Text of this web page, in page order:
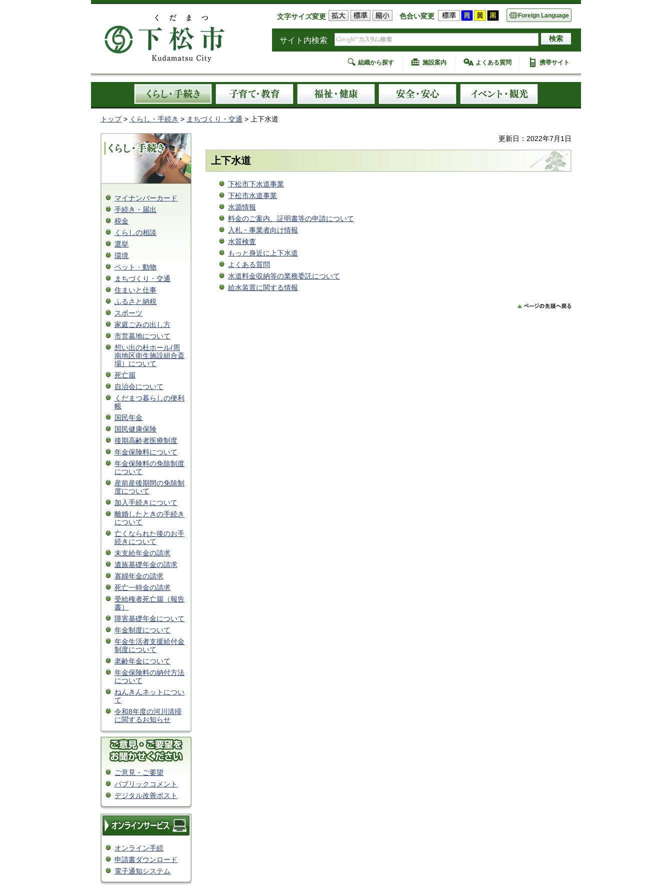
文字サイズ変更 色合い変更 Foreign Language
サイト内検索
組織から探す 施設案内 よくある質問 携帯サイト
トップ> くらし・手続き > まちづくり・交通 > 上下水道
マイナンバーカード
手続き・届出
税金
くらしの相談
選挙
環境
ペット・動物
まちづくり・交通
住まいと仕事
ふるさと納税
スポーツ
家庭ごみの出し方
市営墓地について
想い出の杜ホール(周
南地区衛生施設組合斎
場）について
死亡届
自治会について
くだまつ暮らしの便利
帳
国民年金
国民健康保険
後期高齢者医療制度
年金保険料について
年金保険料の免除制度
について
産前産後期間の免除制
度について
加入手続きについて
離婚したときの手続き
について
亡くなられた後のお手
続きについて
未支給年金の請求
遺族基礎年金の請求
寡婦年金の請求
死亡一時金の請求
受給権者死亡届（報告
書）
障害基礎年金について
年金制度について
年金生活者支援給付金
制度について
老齢年金について
年金保険料の納付方法
について
ねんきんネットについ
て
令和8年度の河川清掃
に関するお知らせ
ご意見・ご要望
パブリックコメント
デジタル改善ポスト
オンライン手続
申請書ダウンロード
電子通知システム
更新日：2022年7月1日
上下水道
下松市下水道事業
下松市水道事業
水源情報
料金のご案内、証明書等の申請について
入札・事業者向け情報
水質検査
もっと身近に上下水道
よくある質問
水道料金収納等の業務委託について
給水装置に関する情報